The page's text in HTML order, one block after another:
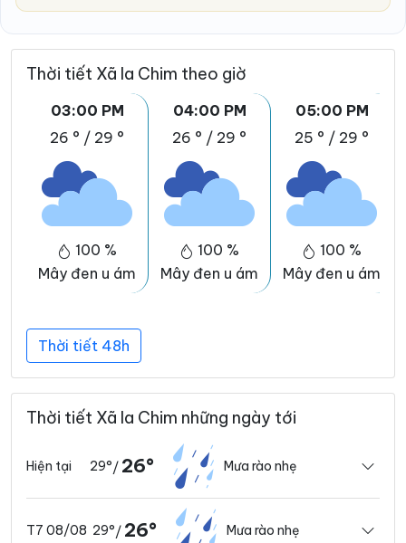
Thời tiết Xã Ia Chim theo giờ
03:00 PM
26 ° / 29 °
100 %
Mây đen u ám
04:00 PM
26 ° / 29 °
100 %
Mây đen u ám
05:00 PM
25 ° / 29 °
100 %
Mây đen u ám
Thời tiết 48h
Thời tiết Xã Ia Chim những ngày tới
Hiện tại 29°/ 26° Mưa rào nhẹ
T7 08/08 29°/ 26° Mưa rào nhẹ